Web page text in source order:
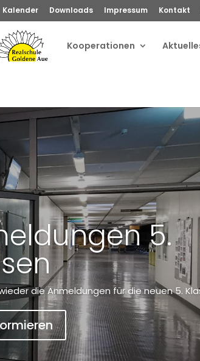
Kalender Downloads Impressum Kontakt
Kooperationen
5.
die Anmeldungen für die neuen 5.